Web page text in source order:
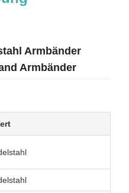
Armbänder
Armbänder